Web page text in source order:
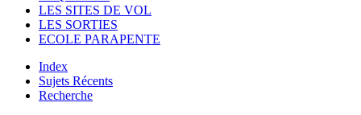
LES SITES DE VOL
LES SORTIES
ECOLE PARAPENTE
Index
Sujets Récents
Recherche